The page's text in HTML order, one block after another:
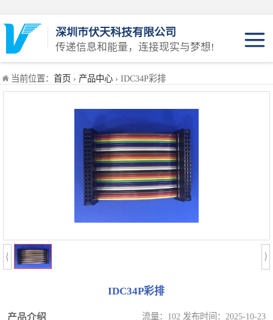
深圳市伏天科技有限公司
传递信息和能量，连接现实与梦想!
当前位置： 首页 › 产品中心 › IDC34P彩排
IDC34P彩排
产品介绍 流量：102 发布时间：2025-10-23
JST系列